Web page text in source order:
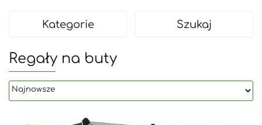
Kategorie Szukaj
Regały na buty